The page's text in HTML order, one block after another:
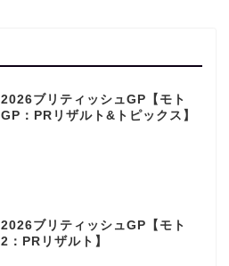
2026ブリティッシュGP【モト
GP：PRリザルト&トピックス】
2026ブリティッシュGP【モト
2：PRリザルト】